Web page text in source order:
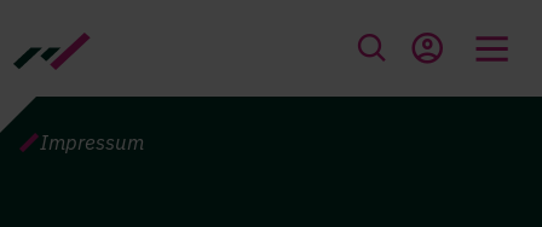
Direkt zum Inhalt
PFADNAVIGATION
Impressum